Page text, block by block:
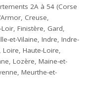
2A à 54 (Corse
Creuse,
Finistère, Gard,
et-Vilaine, Indre, Indre-
Haute-Loire,
Lozère, Maine-et-
Meurthe-et-